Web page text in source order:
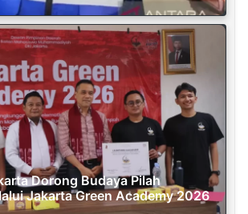
Dorong Budaya Pilah
Jakarta Green Academy 2026